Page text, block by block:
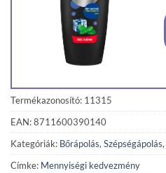
Termékazonosító: 11315
EAN: 8711600390140
Kategóriák: Bőrápolás, Szépségápolás,
Címke: Mennyiségi kedvezmény